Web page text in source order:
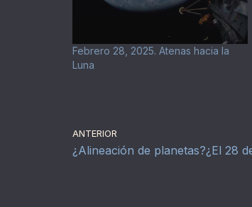
Febrero 28, 2025. Atenas hacia la
Luna
ANTERIOR
¿Alineación de planetas?¿El 28